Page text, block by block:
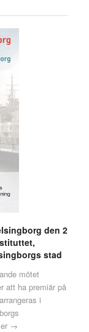
den 2
stad
mötet
att ha premiär på
i
→